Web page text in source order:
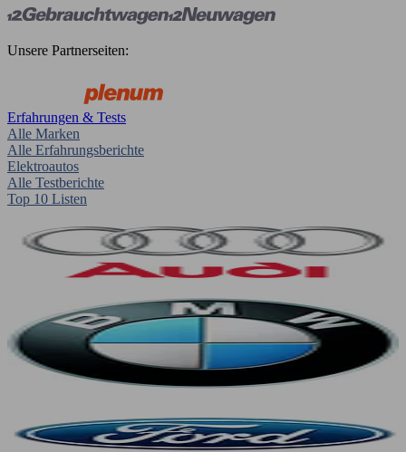
Unsere Partnerseiten:
Erfahrungen & Tests
Alle Marken
Alle Erfahrungsberichte
Elektroautos
Alle Testberichte
Top 10 Listen